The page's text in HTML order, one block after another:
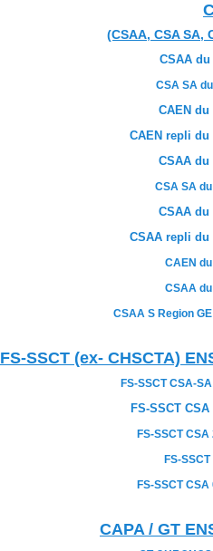
(CSAA, CSA SA,
CSAA du
CSA SA
CAEN du
CAEN repli du
CSAA du
CSA SA
CSAA du
CSAA repli du
CAEN
CSAA
CSAA S Region
FS-SSCT (ex- CHSCTA)
FS-SSCT CSA-
FS-SSCT CSA
FS-SSCT
FS-
FS-SSCT
CAPA / GT